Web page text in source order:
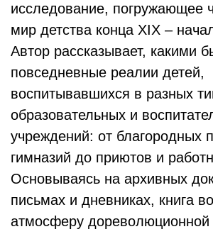
исследование, погружающее
мир детства конца XIX –
Автор рассказывает, какими
повседневные реалии детей,
воспитывавшихся в разных
образовательных и
учреждений: от благородных
гимназий до приютов и
Основываясь на архивных
письмах и дневниках, книга
атмосферу дореволюционной